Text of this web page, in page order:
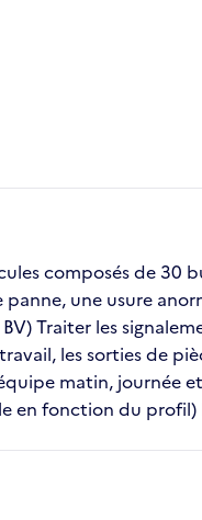
composés de 30
une usure
Traiter les
les sorties de
matin, journée
en fonction du profil)